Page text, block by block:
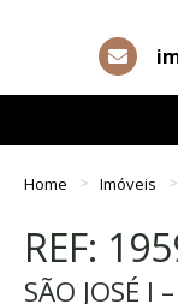
Home Imóveis
REF:
SÃO JOSÉ